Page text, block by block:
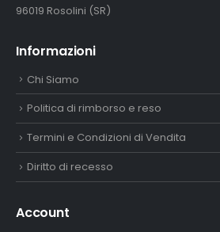
96019 Rosolini (SR)
Informazioni
Chi Siamo
Politica di rimborso e reso
Termini e Condizioni di Vendita
Diritto di recesso
Account